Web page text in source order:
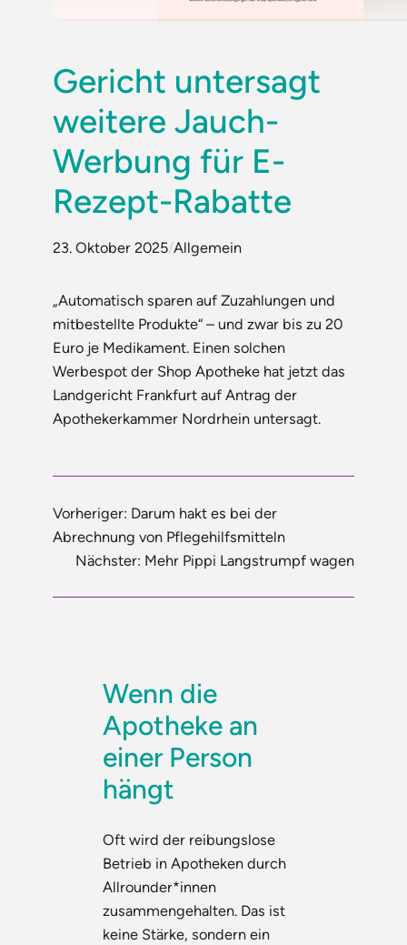
Gericht untersagt
weitere Jauch-
Werbung für E-
Rezept-Rabatte
23. Oktober 2025/Allgemein
„Automatisch sparen auf Zuzahlungen und
mitbestellte Produkte“ – und zwar bis zu 20
Euro je Medikament. Einen solchen
Werbespot der Shop Apotheke hat jetzt das
Landgericht Frankfurt auf Antrag der
Apothekerkammer Nordrhein untersagt.
Vorheriger: Darum hakt es bei der
Abrechnung von Pflegehilfsmitteln
Nächster: Mehr Pippi Langstrumpf wagen
Wenn die
Apotheke an
einer Person
hängt
Oft wird der reibungslose
Betrieb in Apotheken durch
Allrounder*innen
zusammengehalten. Das ist
keine Stärke, sondern ein